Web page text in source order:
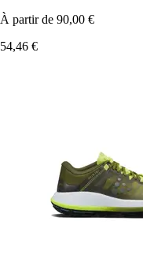
À partir de 90,00 €
54,46 €